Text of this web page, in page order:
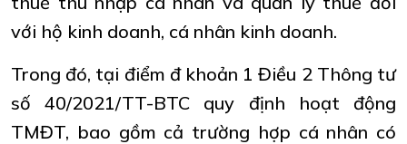
với hộ kinh doanh, cá nhân kinh doanh.
Trong đó, tại điểm đ khoản 1 Điều 2 Thông tư
số 40/2021/TT-BTC quy định hoạt động
TMĐT, bao gồm cả trường hợp cá nhân có